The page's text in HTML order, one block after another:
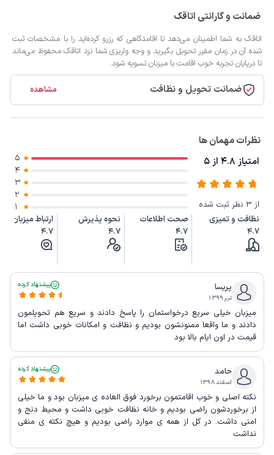
ضمانت و گارانتی اتاقک
اتاقک به شما اطمینان می‌دهد تا اقامتگاهی که رزرو کرده‌اید را با مشخصات ثبت
شده آن در زمان مقرر تحویل بگیرید و وجه واریزی شما نزد اتاقک محفوظ می‌ماند
تا درپایان تجربه خوب اقامت با میزبان تسویه شود.
ضمانت تحویل و نظافت مشاهده
نظرات مهمان ها
امتیاز 4.8 از 5
از 3 نظر ثبت شده
5
4
3
2
1
نظافت و تمیزی
4.7
صحت اطلاعات
4.7
نحوه پذیرش
4.7
ارتباط میزبان
4.7
پریسا
تیر ۱۳۹۹
پیشنهاد کرده
میزبان خیلی سریع درخواستمان را پاسخ دادند و سریع هم تحویلمون
دادند و ما واقعا ممنونشون بودیم و نظافت و امکانات خوبی داشت اما
قیمت در اون ایام بالا بود
حامد
اسفند ۱۳۹۸
پیشنهاد کرده
نکته اصلی و خوب اقامتمون برخورد فوق العاده ی میزبان بود و ما خیلی
از برخوردشون راضی بودیم و خانه نظافت خوبی داشت و محیط دنج و
امنی داشت. در کل از همه ی موارد راضی بودیم و هیچ نکته ی منفی
نداشت